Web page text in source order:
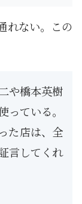
れない。この
や橋本英樹
ている。
た店は、全
言してくれ